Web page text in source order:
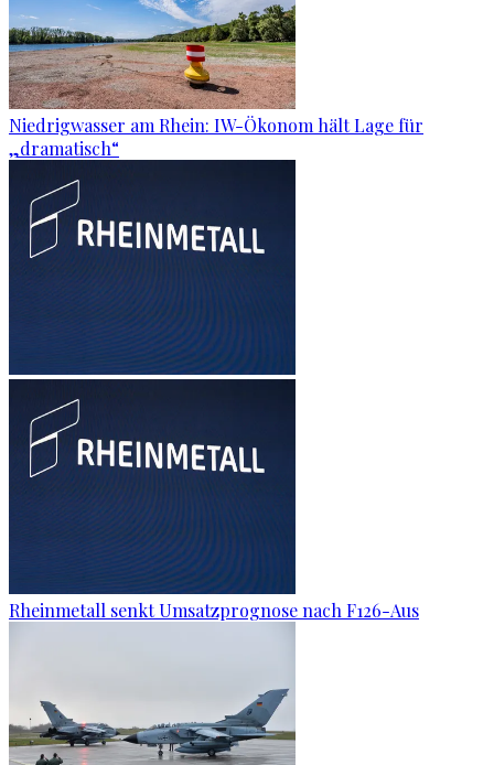
Niedrigwasser am Rhein: IW-Ökonom hält Lage für
„dramatisch“
Rheinmetall senkt Umsatzprognose nach F126-Aus